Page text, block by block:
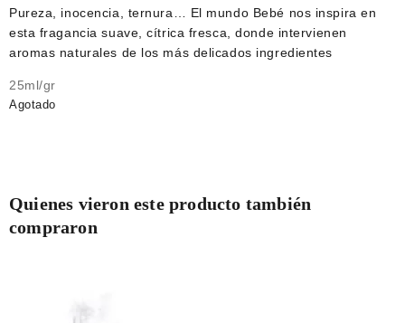
Pureza, inocencia, ternura… El mundo Bebé nos inspira en
esta fragancia suave, cítrica fresca, donde intervienen
aromas naturales de los más delicados ingredientes
25ml/gr
Agotado
Quienes vieron este producto también
compraron